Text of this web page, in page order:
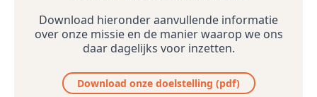
Download hieronder aanvullende informatie
over onze missie en de manier waarop we ons
daar dagelijks voor inzetten.
Download onze doelstelling (pdf)